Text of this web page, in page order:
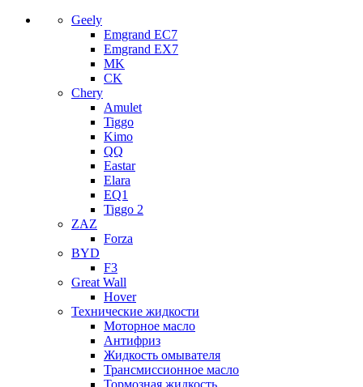
Geely
Emgrand EC7
Emgrand EX7
MK
CK
Chery
Amulet
Tiggo
Kimo
QQ
Eastar
Elara
EQ1
Tiggo 2
ZAZ
Forza
BYD
F3
Great Wall
Hover
Технические жидкости
Моторное масло
Антифриз
Жидкость омывателя
Трансмиссионное масло
Тормозная жидкость